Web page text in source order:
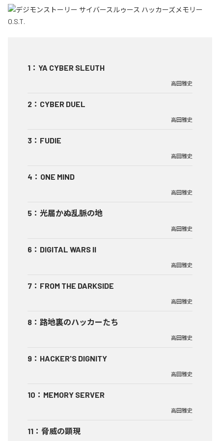
1 ： YA CYBER SLEUTH
高田雅史
2 ： CYBER DUEL
高田雅史
3 ： FUDIE
高田雅史
4 ： ONE MIND
高田雅史
5 ： 光届かぬ乱脈の地
高田雅史
6 ： DIGITAL WARS II
高田雅史
7 ： FROM THE DARKSIDE
高田雅史
8 ： 路地裏のハッカーたち
高田雅史
9 ： HACKER'S DIGNITY
高田雅史
10 ： MEMORY SERVER
高田雅史
11 ： 脅威の顕現